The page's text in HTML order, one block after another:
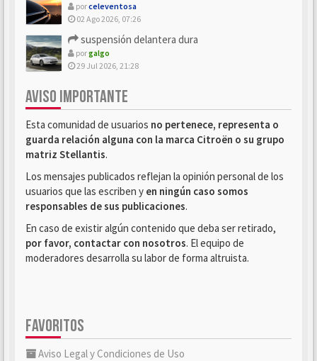
porceleventosa
02 Ago 2026, 07:26
suspensión delantera dura
porgalgo
29 Jul 2026, 21:28
AVISO IMPORTANTE
Esta comunidad de usuarios no pertenece, representa o
guarda relación alguna con la marca Citroën o su grupo
matriz Stellantis.
Los mensajes publicados reflejan la opinión personal de los
usuarios que las escriben y en ningún caso somos
responsables de sus publicaciones.
En caso de existir algún contenido que deba ser retirado,
por favor, contactar con nosotros. El equipo de
moderadores desarrolla su labor de forma altruista.
FAVORITOS
Aviso Legal y Condiciones de Uso